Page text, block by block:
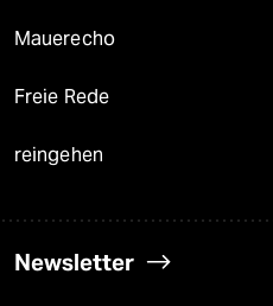
Mauerecho
Freie Rede
reingehen
Newsletter